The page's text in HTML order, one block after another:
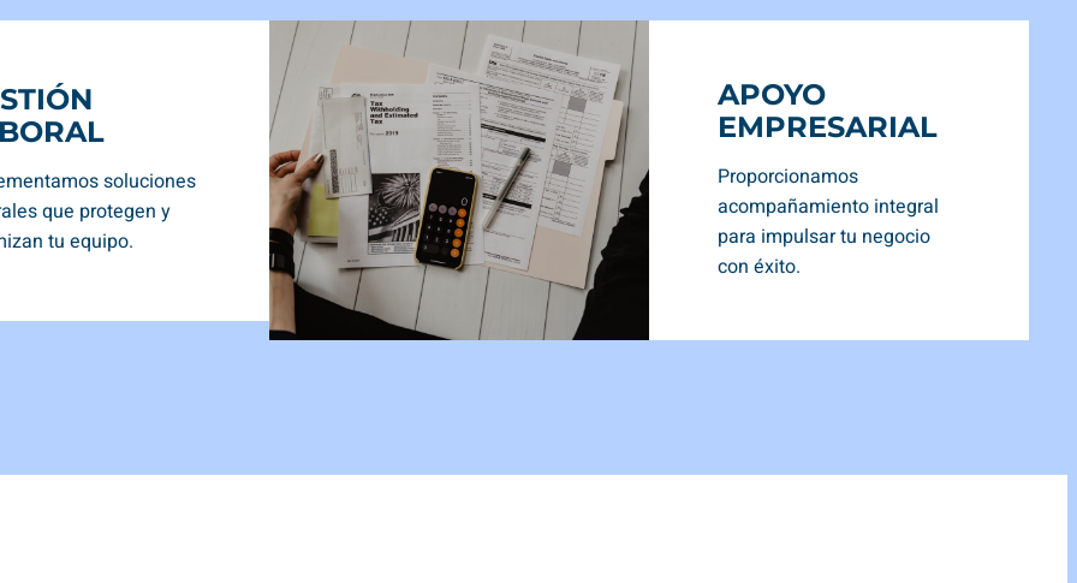
soluciones
que protegen y
tu equipo.
APOYO
EMPRESARIAL
Proporcionamos
acompañamiento integral
para impulsar tu negocio
con éxito.